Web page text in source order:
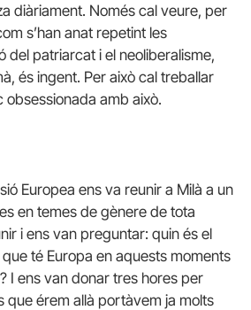
diàriament. Només cal veure, per
s’han anat repetint les
del patriarcat i el neoliberalisme,
és ingent. Per això cal treballar
obsessionada amb això.
Europea ens va reunir a Milà a un
en temes de gènere de tota
i ens van preguntar: quin és el
té Europa en aquests moments
I ens van donar tres hores per
que érem allà portàvem ja molts